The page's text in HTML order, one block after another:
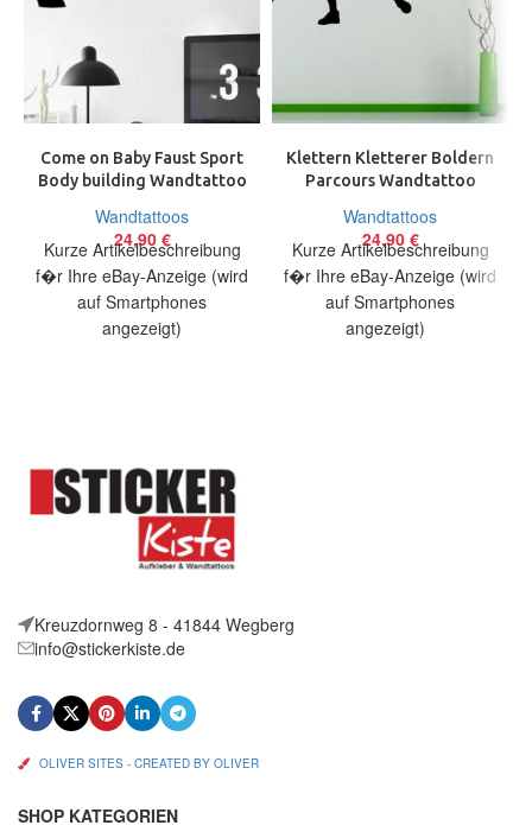
Come on Baby Faust Sport
Body building Wandtattoo
70 cm
Wandtattoos
24,90 €
Kurze Artikelbeschreibung
f�r Ihre eBay-Anzeige (wird
auf Smartphones
angezeigt)
Klettern Kletterer Boldern
Parcours Wandtattoo
56×75 cm
Wandtattoos
24,90 €
Kurze Artikelbeschreibung
f�r Ihre eBay-Anzeige (wird
auf Smartphones
angezeigt)
Kreuzdornweg 8 - 41844 Wegberg
info@stickerkiste.de
OLIVER SITES - CREATED BY OLIVER
SHOP KATEGORIEN